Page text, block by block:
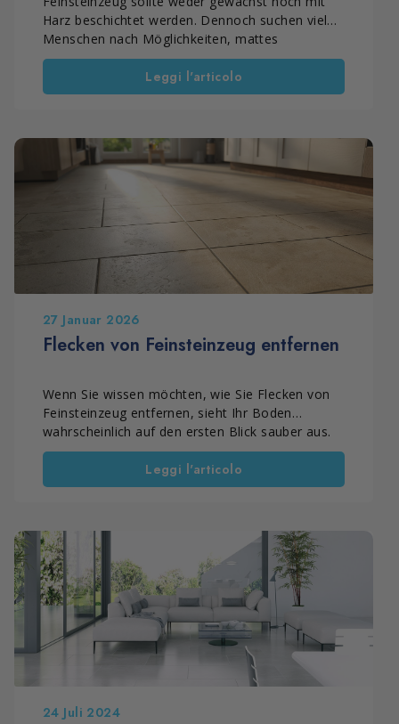
Harz beschichtet werden. Dennoch suchen viele
Menschen nach Möglichkeiten, mattes
Feinsteinzeug glänzend zu machen, oder
glauben, dass ein Wachs für Feinsteinzeug die
Oberfläche besser schützt und optisch aufwertet.
aus widerstandsfähig und pflegeleicht ist und
keine filmbildenden Beschichtungen benötigt.
Wer jedoch ein Wachs für Feinsteinzeug oder
eine Harzbeschichtung aufträgt, muss oft damit
rechnen, dass im Laufe der Zeit ästhetische und
technische Probleme entstehen. Außerdem
lassen sich diese später häufig nur mit großem
Aufwand beheben.
Leggi l'articolo
27 Januar 2026
Flecken von Feinsteinzeug entfernen
Wenn Sie wissen möchten, wie Sie Flecken von
Feinsteinzeug entfernen, sieht Ihr Boden
wahrscheinlich auf den ersten Blick sauber aus.
Bei seitlichem Licht oder Gegenlicht zeigen sich
jedoch matte Schlieren, unregelmäßige Flecken
oder stumpfe Bereiche. Das ist ein sehr häufiges
nicht am Material selbst. Entscheidend ist das,
was auf der Oberfläche zurückbleibt.
Leggi l'articolo
24 Juli 2024